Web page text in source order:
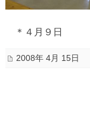
＊４月９日
2008年 4月 15日